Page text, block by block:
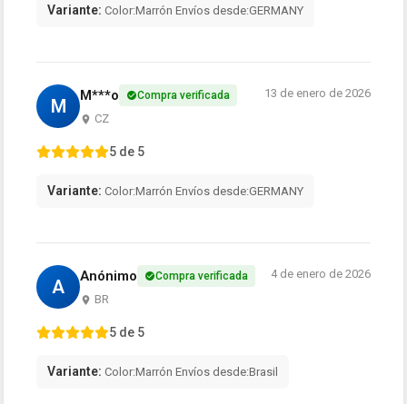
Variante: Color:Marrón Envíos desde:GERMANY
M M***o Compra verificada
CZ
13 de enero de 2026
5 de 5
Variante: Color:Marrón Envíos desde:GERMANY
A Anónimo Compra verificada
BR
4 de enero de 2026
5 de 5
Variante: Color:Marrón Envíos desde:Brasil